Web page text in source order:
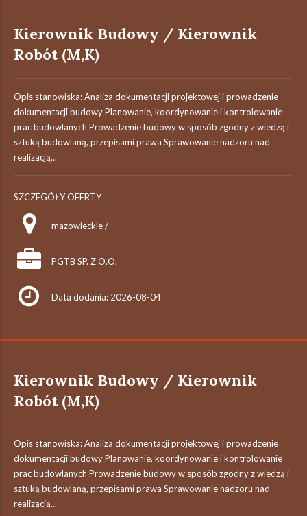
Kierownik Budowy / Kierownik
Robót (M,K)
Opis stanowiska: Analiza dokumentacji projektowej i prowadzenie
dokumentacji budowy Planowanie, koordynowanie i kontrolowanie
prac budowlanych Prowadzenie budowy w sposób zgodny z wiedzą i
sztuką budowlaną, przepisami prawa Sprawowanie nadzoru nad
realizacją...
SZCZEGÓŁY OFERTY
mazowieckie /
PGTB SP. Z O.O.
Data dodania: 2026-08-04
Kierownik Budowy / Kierownik
Robót (M,K)
Opis stanowiska: Analiza dokumentacji projektowej i prowadzenie
dokumentacji budowy Planowanie, koordynowanie i kontrolowanie
prac budowlanych Prowadzenie budowy w sposób zgodny z wiedzą i
sztuką budowlaną, przepisami prawa Sprawowanie nadzoru nad
realizacją...